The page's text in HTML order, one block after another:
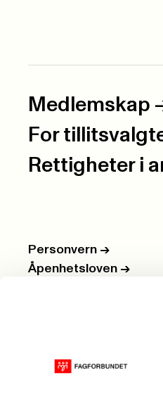
Medlemskap
For
Rettigheter i
Personvern ->
Åpenhetsloven ->